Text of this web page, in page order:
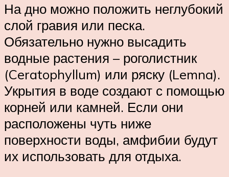
На дно можно положить неглубокий
слой гравия или песка.
Обязательно нужно высадить
водные растения – роголистник
(Ceratophyllum) или ряску (Lemna).
Укрытия в воде создают с помощью
корней или камней. Если они
расположены чуть ниже
поверхности воды, амфибии будут
их использовать для отдыха.